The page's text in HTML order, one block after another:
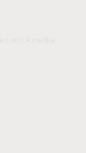
von Amerika